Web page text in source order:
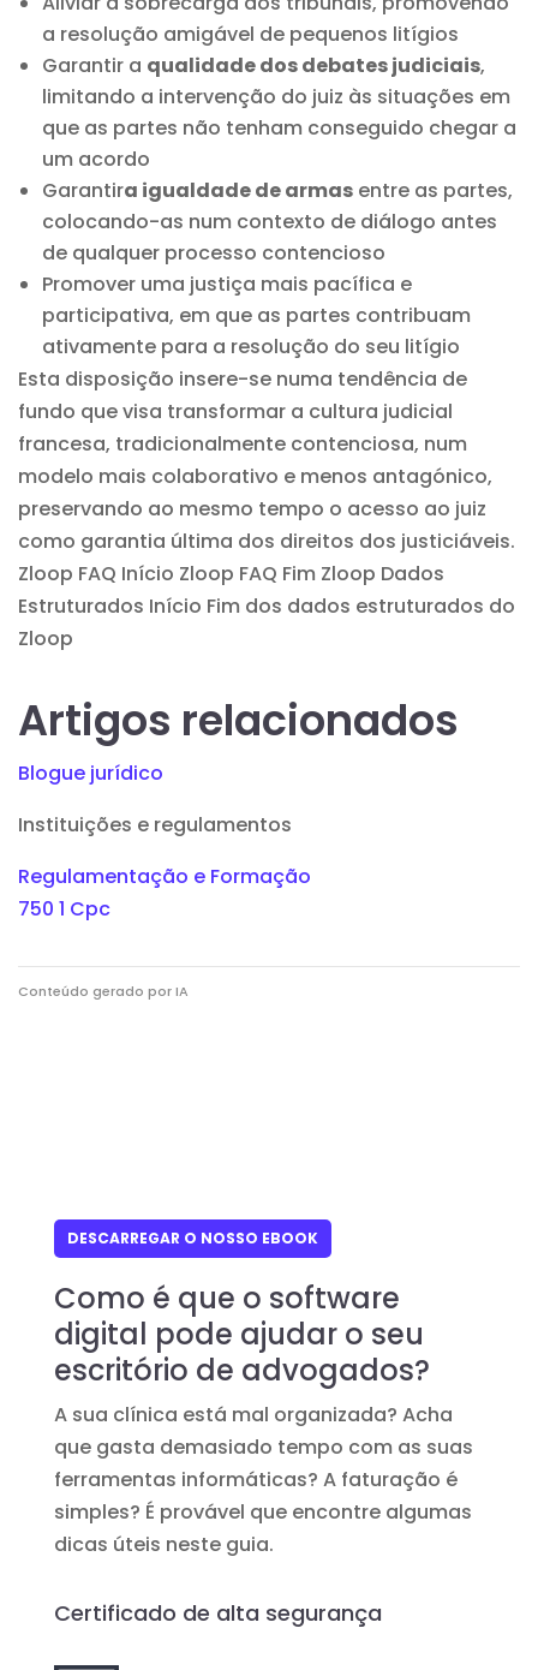
a resolução amigável de pequenos litígios
Garantir a qualidade dos debates judiciais,
limitando a intervenção do juiz às situações em
que as partes não tenham conseguido chegar a
um acordo
Garantira igualdade de armas entre as partes,
colocando-as num contexto de diálogo antes
de qualquer processo contencioso
Promover uma justiça mais pacífica e
participativa, em que as partes contribuam
ativamente para a resolução do seu litígio
Esta disposição insere-se numa tendência de
fundo que visa transformar a cultura judicial
francesa, tradicionalmente contenciosa, num
modelo mais colaborativo e menos antagónico,
preservando ao mesmo tempo o acesso ao juiz
como garantia última dos direitos dos justiciáveis.
Zloop FAQ Início Zloop FAQ Fim Zloop Dados
Estruturados Início Fim dos dados estruturados do
Zloop
Artigos relacionados
Blogue jurídico
Instituições e regulamentos
Regulamentação e Formação
750 1 Cpc
Conteúdo gerado por IA
DESCARREGAR O NOSSO EBOOK
Como é que o software
digital pode ajudar o seu
escritório de advogados?
A sua clínica está mal organizada? Acha
que gasta demasiado tempo com as suas
ferramentas informáticas? A faturação é
simples? É provável que encontre algumas
dicas úteis neste guia.
Certificado de alta segurança